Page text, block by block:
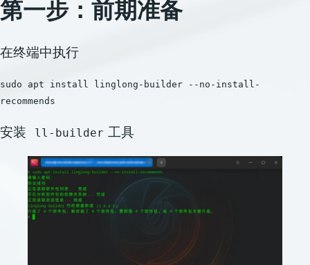
第一步：前期准备
在终端中执行
sudo apt install linglong-builder --no-install-
recommends
安装 ll-builder 工具